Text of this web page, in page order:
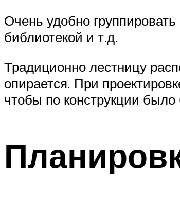
Очень удобно
библиотекой и т.д.
Традиционно лестницу
опирается. При
чтобы по конструкции было